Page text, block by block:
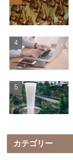
カテゴリー